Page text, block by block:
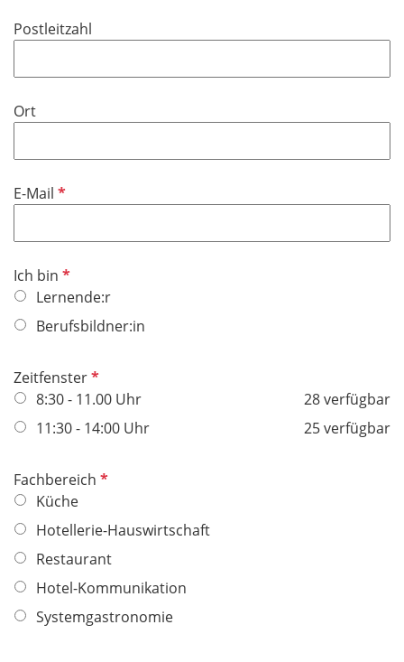
Postleitzahl
Ort
E-Mail P
c
h
t
l
d
Ich bin P
f
h
t
f
d
Lernende:r
Berufsbildner:in
ZeitfensterP
f
l
h
f
d
8:30 - 11.00 Uhr
28 verfügbar
11:30 - 14:00 Uhr
25 verfügbar
Fachbereich P
c
h
Küche
Hotellerie-Hauswirtschaft
Restaurant
Hotel-Kommunikation
Systemgastronomie